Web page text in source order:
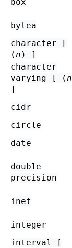
bytea
character [
(n ) ]
character
varying [ (n
]
cidr
circle
date
double
precision
inet
integer
interval [